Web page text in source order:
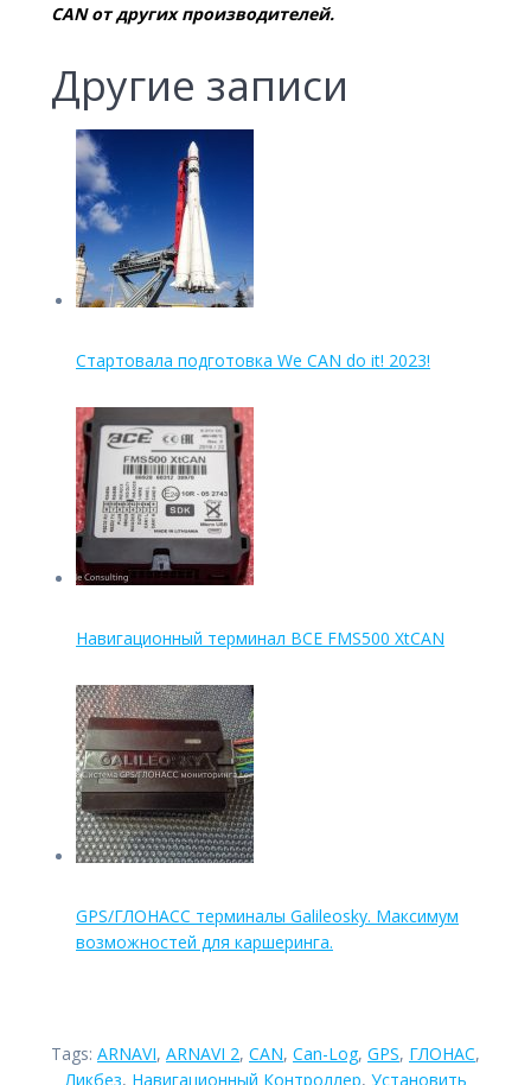
CAN от других производителей.
Другие записи
Стартовала подготовка We CAN do it! 2023!
Навигационный терминал BCE FMS500 XtCAN
GPS/ГЛОНАСС терминалы Galileosky. Максимум
возможностей для каршеринга.
Tags: ARNAVI, ARNAVI 2, CAN, Can-Log, GPS, ГЛОНАС,
Ликбез, Навигационный Контроллер, Установить